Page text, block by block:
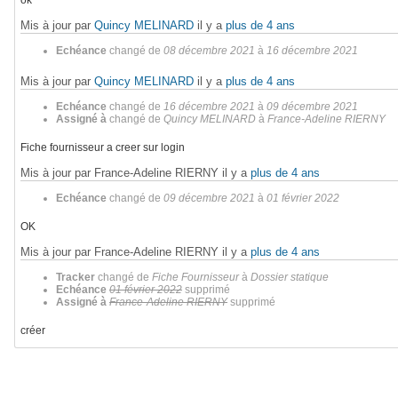
Mis à jour par Quincy MELINARD il y a plus de 4 ans
Echéance changé de 08 décembre 2021 à 16 décembre 2021
Mis à jour par Quincy MELINARD il y a plus de 4 ans
Echéance changé de 16 décembre 2021 à 09 décembre 2021
Assigné à changé de Quincy MELINARD à France-Adeline RIERNY
Fiche fournisseur a creer sur login
Mis à jour par France-Adeline RIERNY il y a plus de 4 ans
Echéance changé de 09 décembre 2021 à 01 février 2022
OK
Mis à jour par France-Adeline RIERNY il y a plus de 4 ans
Tracker changé de Fiche Fournisseurà Dossier statique
Echéance 01 février 2022 supprimé
Assigné à France-Adeline RIERNYsupprimé
créer